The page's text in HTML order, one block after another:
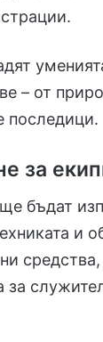
– от
последици.
за
бъдат
и
средства,
за